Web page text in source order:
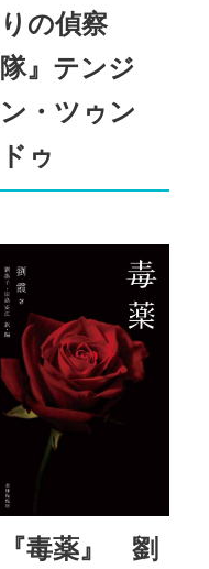
りの偵察
隊』テンジ
ン・ツゥン
ドゥ
『毒薬』 劉